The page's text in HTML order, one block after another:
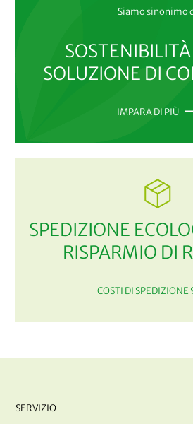
Siamo sinonimo
SOLUZIONE DI
IMPARA DI PIÙ
SPEDIZIONE
RISPARMIO DI
COSTI DI
SERVIZIO